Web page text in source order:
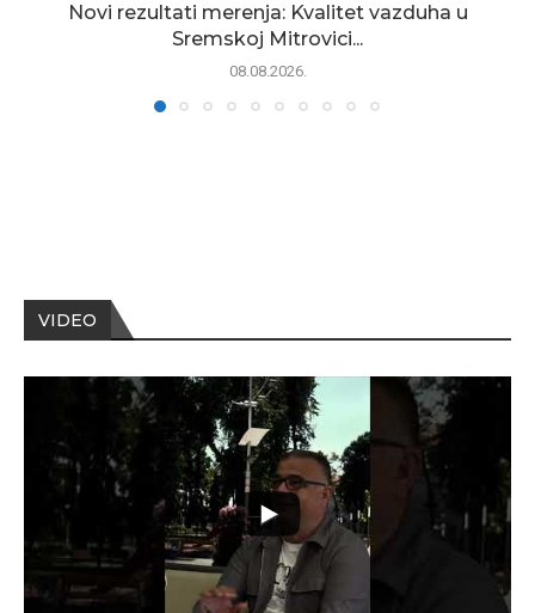
Novi rezultati merenja: Kvalitet vazduha u
Sremskoj Mitrovici...
08.08.2026.
VIDEO